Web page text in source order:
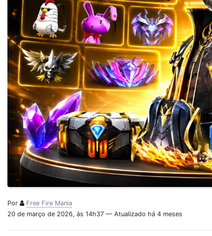
Por
Free Fire Mania
20 de março de 2026, às 14h37 — Atualizado há 4 meses